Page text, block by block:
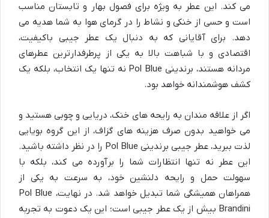
می کند. این عطر به ویژه برای فصول بهار و تابستان مناسب
است و حسی از خنکی و نشاط را در گرمای هوا به شما هدیه می
دهد. برای آقایانی که به دنبال یک عطر جیبی باکیفیت،
اقتصادی و با شباهت بالا به یکی از پرطرفدارترین عطرهای
مردانه هستند، برندینی Pol Blue نه تنها یک انتخاب، بلکه یک
کشف هوشمندانه خواهد بود.
اگر از علاقه مندان به رایحه های خنک، دریایی و چوبی هستید و
می خواهید بدون صرف هزینه های گزاف، از این گروه بویایی
لذت ببرید، عطر جیبی برندینی Pol Blue را در نظر داشته باشید.
این عطر نه تنها انتظارات شما را برآورده می کند، بلکه با
سهولت حمل و رایحه دلنشین خود، به سرعت به یکی از
همراهان همیشگی شما تبدیل خواهد شد. در نهایت، Pol Blue
Brandini بیش از یک عطر جیبی است؛ این یک دعوت به تجربه